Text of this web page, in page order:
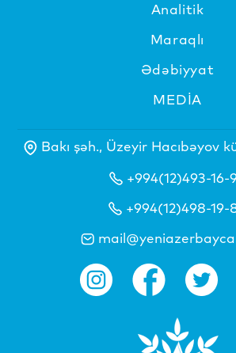
Analitik
Maraqlı
Ədəbiyyat
MEDİA
Bakı şəh., Üzeyir Hacıbəyov
+994(12)493-16-
+994(12)498-19-